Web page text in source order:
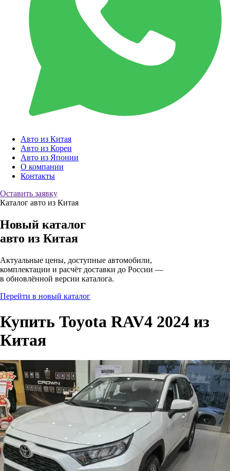
Авто из Китая
Авто из Кореи
Авто из Японии
О компании
Контакты
Оставить заявку
Каталог авто из Китая
Новый каталог
авто из Китая
Актуальные цены, доступные автомобили,
комплектации и расчёт доставки до России —
в обновлённой версии каталога.
Перейти в новый каталог
Купить Toyota RAV4 2024 из
Китая